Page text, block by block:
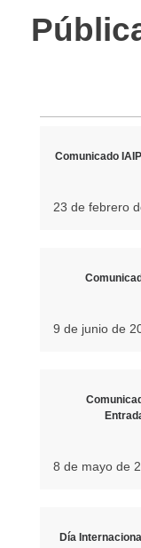
Comunicado
23 de febrero
9 de junio de
8 de mayo de
Día